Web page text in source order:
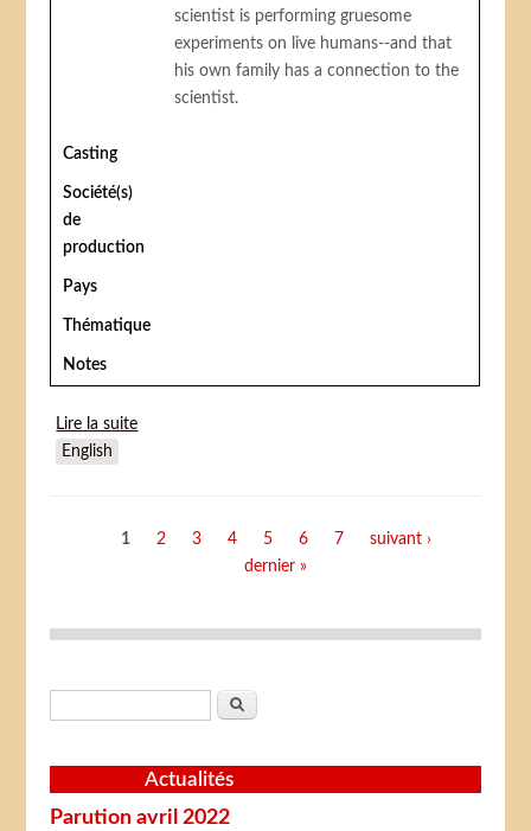
scientist is performing gruesome
experiments on live humans--and that
his own family has a connection to the
scientist.
Casting
Société(s)
de
production
Pays
Thématique
Notes
Lire la suite
English
1 2 3 4 5 6 7
suivant ›
dernier »
Formulaire de recherche
Rechercher
Actualités
Parution avril 2022